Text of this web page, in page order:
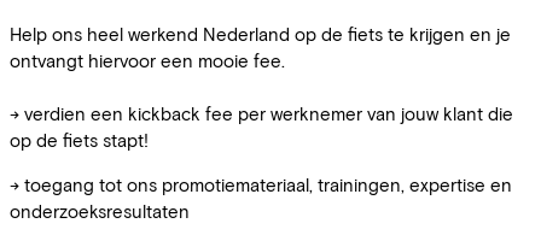
Help ons heel werkend Nederland op de fiets te krijgen en je
ontvangt hiervoor een mooie fee.
→ verdien een kickback fee per werknemer van jouw klant die
op de fiets stapt!
→ toegang tot ons promotiemateriaal, trainingen, expertise en
onderzoeksresultaten